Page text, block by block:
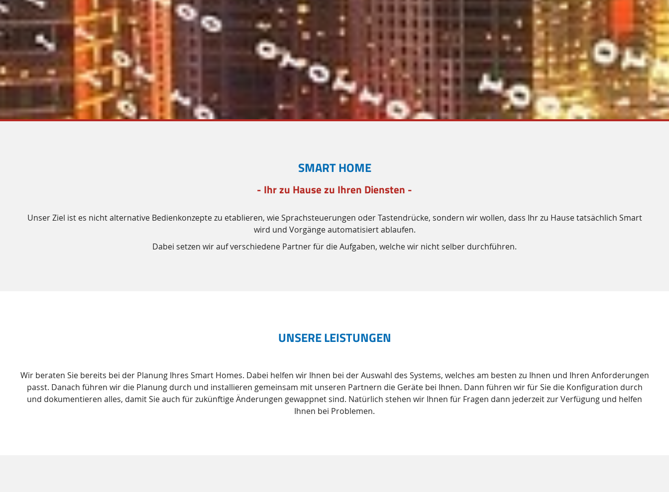
SMART HOME
- Ihr zu Hause zu Ihren Diensten -
Unser Ziel ist es nicht alternative Bedienkonzepte zu etablieren, wie Sprachsteuerungen oder Tastendrücke, sondern wir wollen, dass Ihr zu Hause tatsächlich Smart
wird und Vorgänge automatisiert ablaufen.
Dabei setzen wir auf verschiedene Partner für die Aufgaben, welche wir nicht selber durchführen.
UNSERE LEISTUNGEN
Wir beraten Sie bereits bei der Planung Ihres Smart Homes. Dabei helfen wir Ihnen bei der Auswahl des Systems, welches am besten zu Ihnen und Ihren Anforderungen
passt. Danach führen wir die Planung durch und installieren gemeinsam mit unseren Partnern die Geräte bei Ihnen. Dann führen wir für Sie die Konfiguration durch
und dokumentieren alles, damit Sie auch für zukünftige Änderungen gewappnet sind. Natürlich stehen wir Ihnen für Fragen dann jederzeit zur Verfügung und helfen
Ihnen bei Problemen.